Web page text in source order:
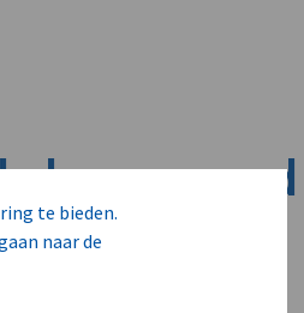
te bieden.
naar de
kansen rond